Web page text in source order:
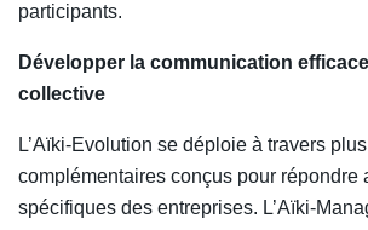
participants.
Développer la communication
collective
L’Aïki-Evolution se déploie à travers
complémentaires conçus pour répondre
spécifiques des entreprises. L’Aïki-